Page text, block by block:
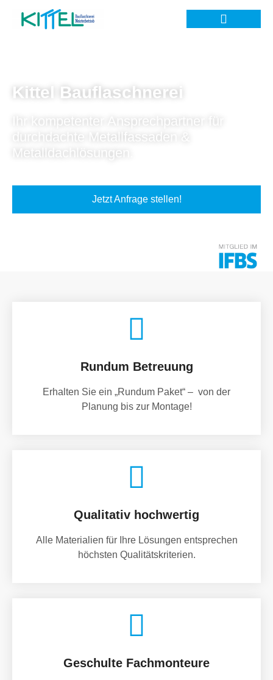
Kittel Bauflaschnerei
Ihr kompetenter Ansprechpartner für
durchdachte Metallfassaden &
Metalldachlösungen.
Jetzt Anfrage stellen!
Rundum Betreuung
Erhalten Sie ein „Rundum Paket“ – von der
Planung bis zur Montage!
Qualitativ hochwertig
Alle Materialien für Ihre Lösungen entsprechen
höchsten Qualitätskriterien.
Geschulte Fachmonteure